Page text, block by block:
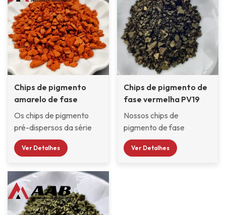
Chips de pigmento
amarelo de fase
vermelha PY110
Os chips de pigmento
pré-dispersos da série
SIC da Klarint são
selecionados entre vários
inorgânicos e pré-
dispersos no sistema de
resina CAB com boa
compatibilidade, sendo
Ver Detalhes
Chips de pigmento de
fase vermelha PV19
Nossos chips de
pigmento de fase
vermelha PV19 são
amplamente utilizados
Ver Detalhes